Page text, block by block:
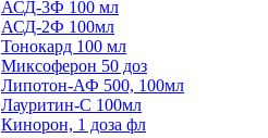
АСД-3Ф 100 мл
АСД-2Ф 100мл
Тонокард 100 мл
Миксоферон 50 доз
Липотон-АФ 500, 100мл
Лауритин-С 100мл
Кинорон, 1 доза фл